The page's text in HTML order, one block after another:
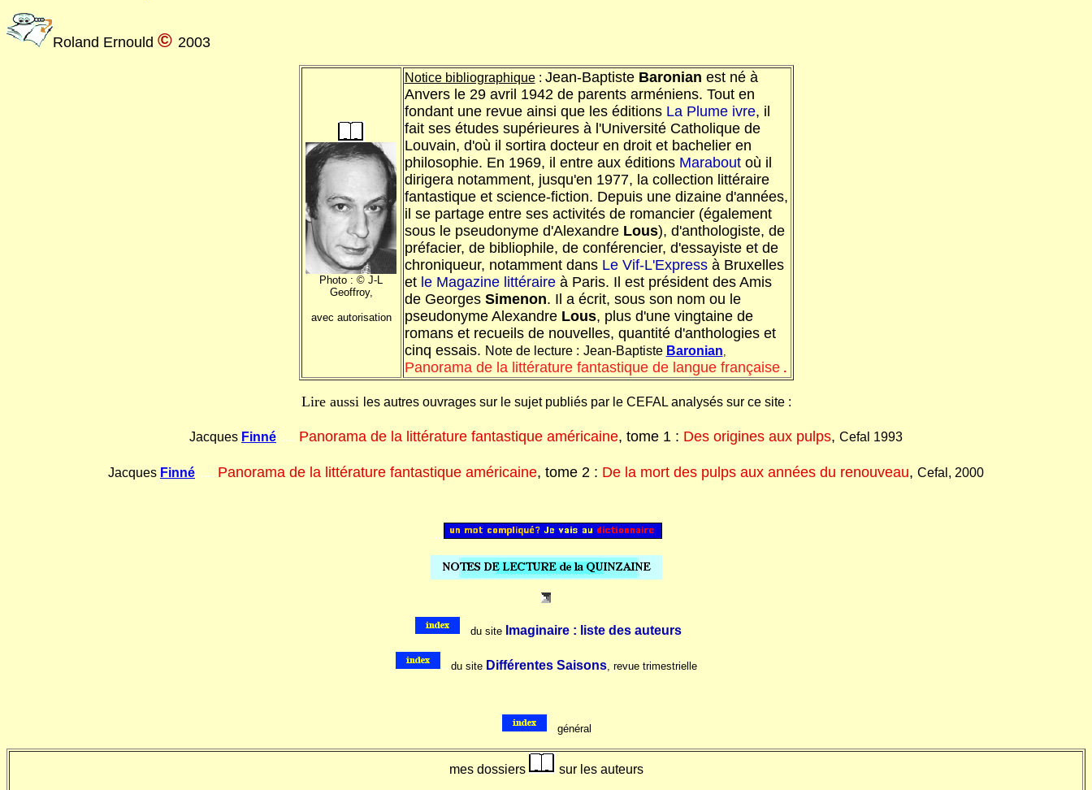
Roland Ernould © 2003
Photo : © J-L
Geoffroy,
avec autorisation
Notice bibliographique: Jean-Baptiste Baronian est né à
Anvers le 29 avril 1942 de parents arméniens. Tout en
fondant une revue ainsi que les éditions La Plume ivre, il
fait ses études supérieures à l'Université Catholique de
Louvain, d'où il sortira docteur en droit et bachelier en
philosophie. En 1969, il entre aux éditions Maraboutoù il
dirigera notamment, jusqu'en 1977, la collection littéraire
fantastique et science-fiction. Depuis une dizaine d'années,
il se partage entre ses activités de romancier (également
sous le pseudonyme d'Alexandre Lous), d'anthologiste, de
préfacier, de bibliophile, de conférencier, d'essayiste et de
chroniqueur, notamment dans Le Vif-L'Expressà Bruxelles
et le Magazine littéraireà Paris. Il est président des Amis
de Georges Simenon. Il a écrit, sous son nom ou le
pseudonyme AlexandreLous, plus d'une vingtaine de
romans et recueils de nouvelles, quantité d'anthologies et
cinq essais. Note de lecture : Jean-Baptiste Baronian,
Panorama de la littérature fantastique de langue française.
Lire aussi les autres ouvrages sur le sujet publiés par le CEFAL analysés sur ce site :
Jacques Finné .... Panorama de la littérature fantastique américaine, tome 1 : Des origines aux pulps, Cefal 1993
Jacques Finné .... Panorama de la littérature fantastique américaine, tome 2 : De la mort des pulps aux années du renouveau, Cefal, 2000
...
.. du site Imaginaire : liste des auteurs
.. du site Différentes Saisons, revue trimestrielle
.. général
mes dossiers sur les auteurs